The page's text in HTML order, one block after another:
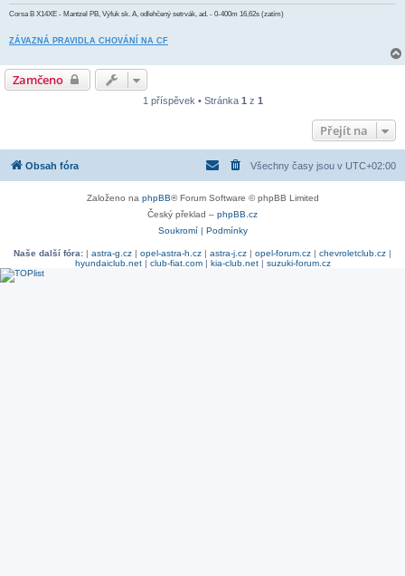
Corsa B X14XE - Mantzel PB, Výfuk sk. A, odlehčený setrvák, ad. - 0-400m 16,62s (zatím)
ZÁVAZNÁ PRAVIDLA CHOVÁNÍ NA CF
Zamčeno
1 příspěvek • Stránka 1 z 1
Přejít na
Obsah fóra Všechny časy jsou v UTC+02:00
Založeno na phpBB® Forum Software © phpBB Limited
Český překlad – phpBB.cz
Soukromí| Podmínky
Naše další fóra: | astra-g.cz | opel-astra-h.cz | astra-j.cz | opel-forum.cz | chevroletclub.cz |
hyundaiclub.net| club-fiat.com| kia-club.net| suzuki-forum.cz